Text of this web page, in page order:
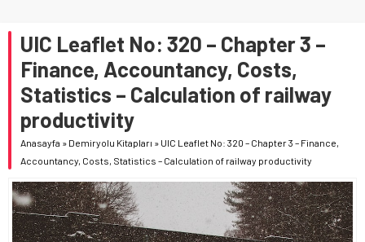
UIC Leaflet No: 320 – Chapter 3 –
Finance, Accountancy, Costs,
Statistics – Calculation of railway
productivity
Anasayfa » Demiryolu Kitapları » UIC Leaflet No: 320 – Chapter 3 – Finance,
Accountancy, Costs, Statistics – Calculation of railway productivity